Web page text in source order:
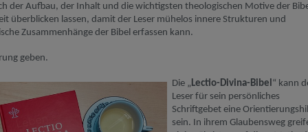
der Aufbau, der Inhalt und die wichtigsten theologischen Motive der
überblicken lassen, damit der Leser mühelos innere Strukturen und
Zusammenhänge der Bibel erfassen kann.
geben.
Die „Lectio-Divina-Bibel“ kann
Leser für sein persönliches
Schriftgebet eine
sein. In ihrem Glaubensweg